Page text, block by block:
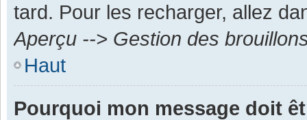
tard. Pour les recharger, allez
Aperçu --> Gestion des
Haut
Pourquoi mon message doit